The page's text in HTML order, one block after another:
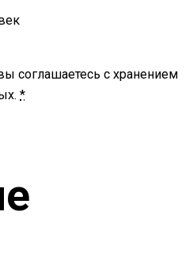
соглашаетесь с хранением
*